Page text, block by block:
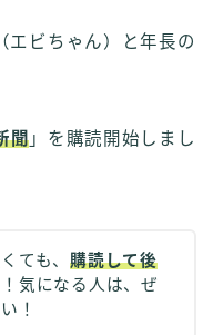
エビちゃん）と年長の
聞 」を購読開始しまし
ても、購読して後
気になる人は、ぜ
！